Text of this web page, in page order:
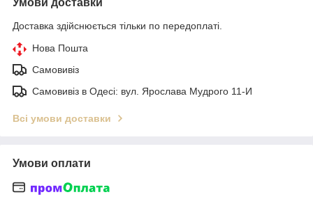
Доставка здійснюється тільки по передоплаті.
Нова Пошта
Самовивіз
Самовивіз в Одесі: вул. Ярослава Мудрого 11-И
Всі умови доставки
Умови оплати